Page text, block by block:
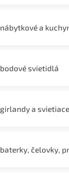
nábytkové a
bodové svietidlá
girlandy a
baterky, čelovky,